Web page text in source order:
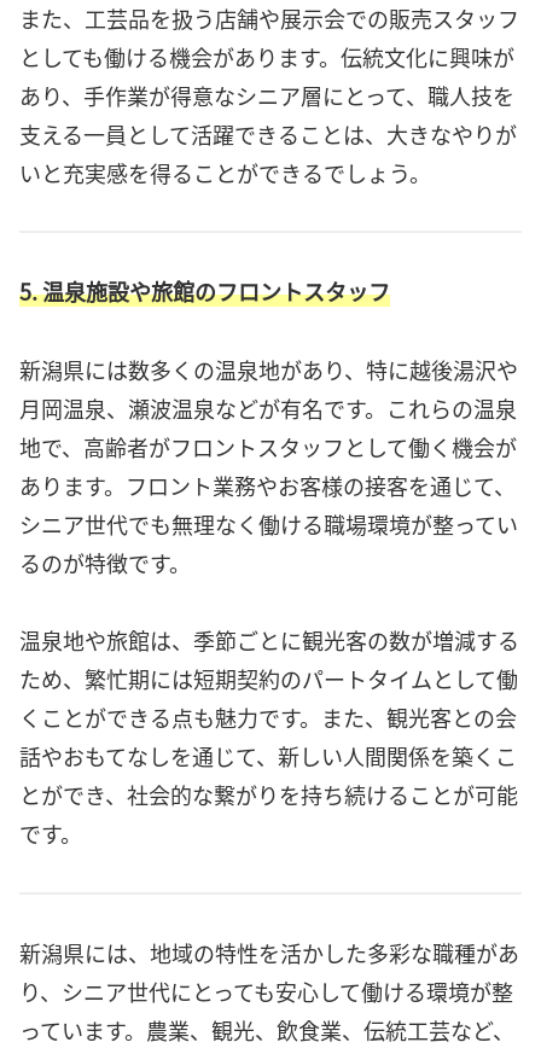
また、工芸品を扱う店舗や展示会での販売スタッフ
としても働ける機会があります。伝統文化に興味が
あり、手作業が得意なシニア層にとって、職人技を
支える一員として活躍できることは、大きなやりが
いと充実感を得ることができるでしょう。
5. 温泉施設や旅館のフロントスタッフ
新潟県には数多くの温泉地があり、特に越後湯沢や
月岡温泉、瀬波温泉などが有名です。これらの温泉
地で、高齢者がフロントスタッフとして働く機会が
あります。フロント業務やお客様の接客を通じて、
シニア世代でも無理なく働ける職場環境が整ってい
るのが特徴です。
温泉地や旅館は、季節ごとに観光客の数が増減する
ため、繁忙期には短期契約のパートタイムとして働
くことができる点も魅力です。また、観光客との会
話やおもてなしを通じて、新しい人間関係を築くこ
とができ、社会的な繋がりを持ち続けることが可能
です。
新潟県には、地域の特性を活かした多彩な職種があ
り、シニア世代にとっても安心して働ける環境が整
っています。農業、観光、飲食業、伝統工芸など、